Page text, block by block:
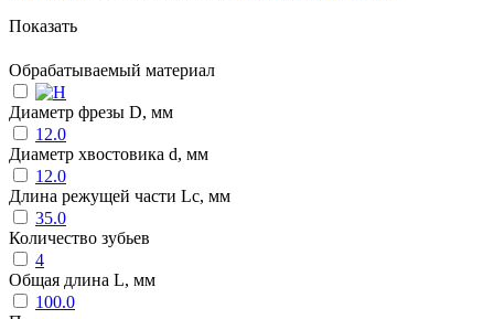
Показать
Обрабатываемый материал
Диаметр фрезы D, мм
12.0
Диаметр хвостовика d, мм
12.0
Длина режущей части Lc, мм
35.0
Количество зубьев
4
Общая длина L, мм
100.0